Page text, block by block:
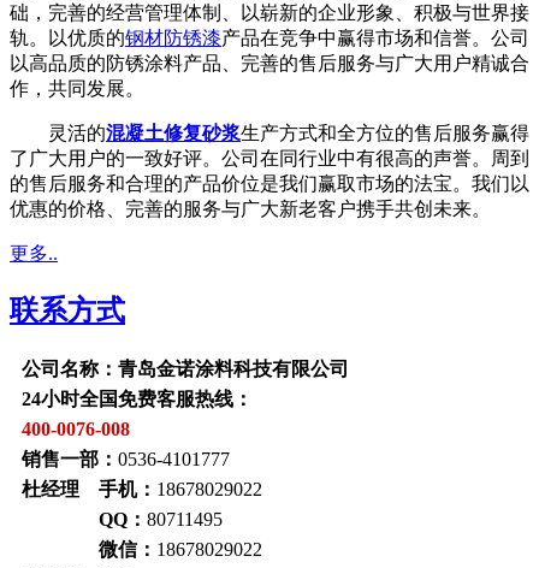
础，完善的经营管理体制、以崭新的企业形象、积极与世界接
轨。以优质的钢材防锈漆产品在竞争中赢得市场和信誉。公司
以高品质的防锈涂料产品、完善的售后服务与广大用户精诚合
作，共同发展。
灵活的混凝土修复砂浆生产方式和全方位的售后服务赢得
了广大用户的一致好评。公司在同行业中有很高的声誉。周到
的售后服务和合理的产品价位是我们赢取市场的法宝。我们以
优惠的价格、完善的服务与广大新老客户携手共创未来。
更多..
联系方式
公司名称：青岛金诺涂料科技有限公司
24小时全国免费客服热线：
400-0076-008
销售一部： 0536-4101777
杜经理 手机： 18678029022
QQ： 80711495
微信： 18678029022